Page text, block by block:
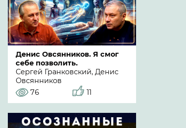
Денис Овсянников. Я смог
себе позволить.
Сергей Гранковский, Денис
Овсянников
76
11